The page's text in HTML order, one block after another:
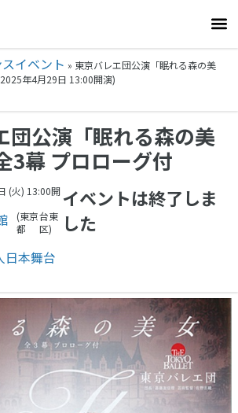
イベント » 東京バレエ団公演「眠れる森の美
年4月29日 13:00開演)
団公演「眠れる森の美
3幕 プロローグ付
(火) 13:00開
(東京
都
台東
区)
日本舞台
イベントは終了しま
した